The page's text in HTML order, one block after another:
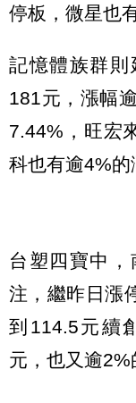
停板，微星也
記憶體族群則
181元，漲幅
7.44%，旺宏
科也有逾4%的
台塑四寶中
注，繼昨日漲
到114.5元續
元，也又逾2%